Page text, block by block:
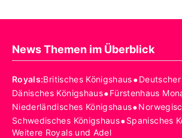
News Themen im Überblick
Royals:Britisches Königshaus•
Dänisches Königshaus•Fürstenhaus
Niederländisches Königshaus•
Schwedisches Königshaus•Spanisches
Weitere Royals und Adel